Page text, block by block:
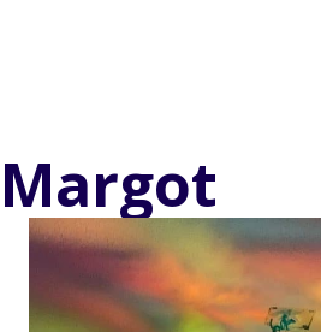
Margot